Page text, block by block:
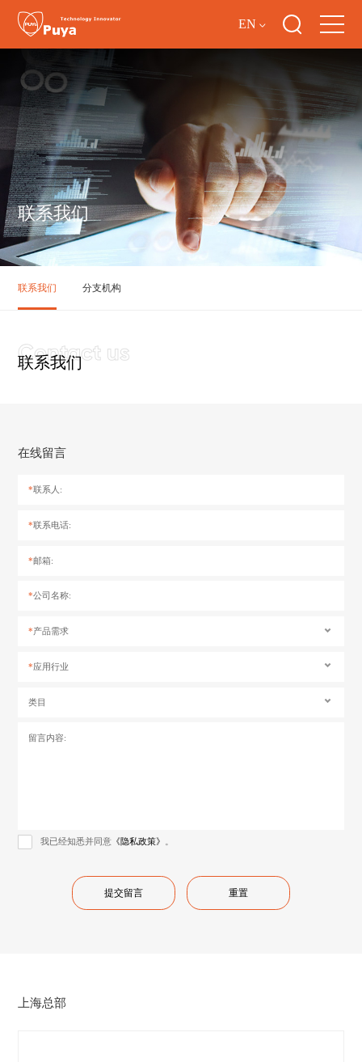
EN
联系我们
联系我们 分支机构
联系我们
在线留言
*联系人:
*联系电话:
*邮箱:
*公司名称:
*产品需求
*应用行业
类目
留言内容:
我已经知悉并同意 《隐私政策》
上海总部